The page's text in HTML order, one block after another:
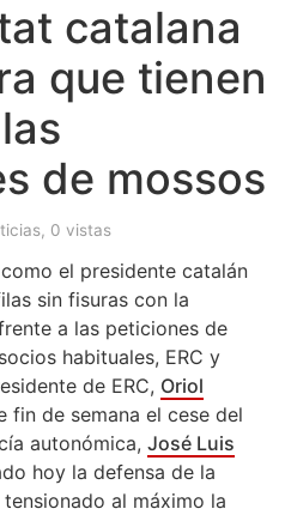
catalana
que tienen
de mossos
0 vistas
el presidente catalán
sin fisuras con la
a las peticiones de
habituales, ERC y
de ERC, Oriol
fin de semana el cese del
autonómica, José Luis
hoy la defensa de la
al máximo la